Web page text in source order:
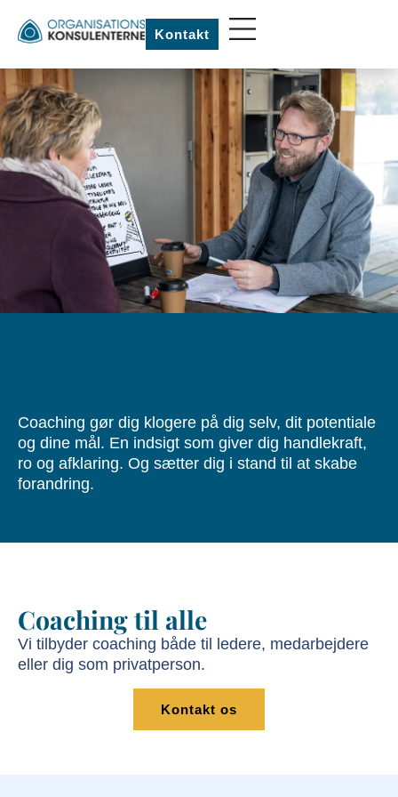
Kontakt
Coaching gør dig klogere på dig selv, dit potentiale
og dine mål. En indsigt som giver dig handlekraft,
ro og afklaring. Og sætter dig i stand til at skabe
forandring.
Coaching til alle
Vi tilbyder coaching både til ledere, medarbejdere
eller dig som privatperson.
Kontakt os